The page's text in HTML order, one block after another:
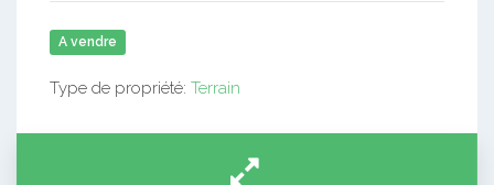
A vendre
Type de propriété: Terrain